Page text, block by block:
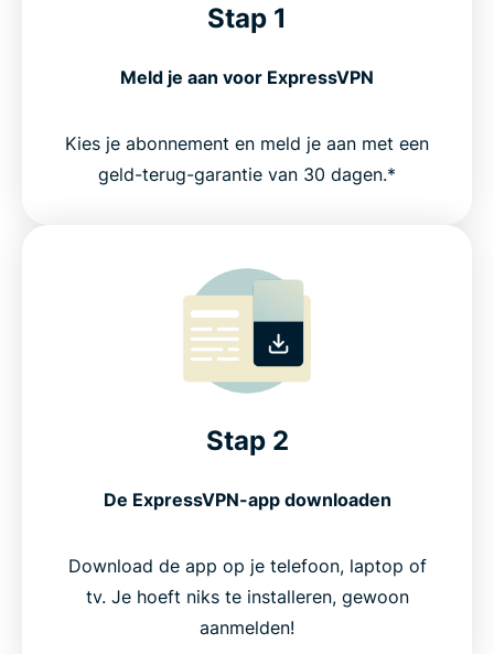
Stap 1
Meld je aan voor ExpressVPN
Kies je abonnement en meld je aan met een
geld-terug-garantie van 30 dagen.*
Stap 2
De ExpressVPN-app downloaden
Download de app op je telefoon, laptop of
tv. Je hoeft niks te installeren, gewoon
aanmelden!